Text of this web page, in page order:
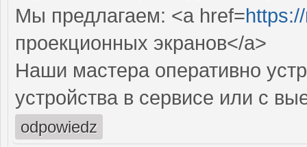
Мы предлагаем: <a href=
проекционных экранов</a>
Наши мастера оперативно
устройства в сервисе или с
odpowiedz